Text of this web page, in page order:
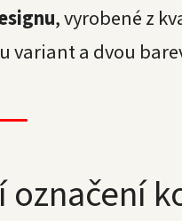
, vyrobené z
variant a dvou
označení